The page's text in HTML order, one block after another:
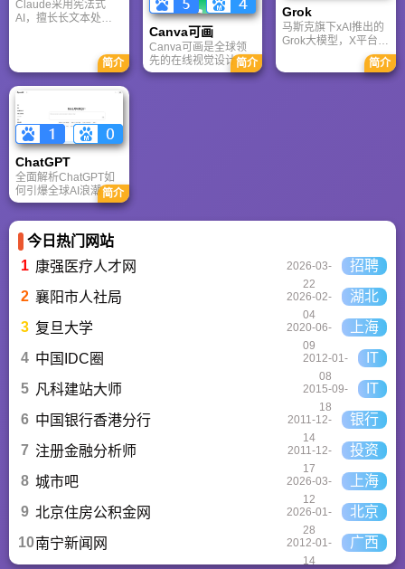
致敬中国电竞的黄金
时代。
Claude采用宪法式
AI，擅长长文本处理
在复杂推理、代码与
快速迭代上占优。两
者定位不同，各有千
简介
Canva可画
Canva可画是全球领
先的在线视觉设计平
台，内置AI“魔力工作
简介
Grok
马斯克旗下xAI推出的
Grok大模型，X平台实
时数据整合与多智能
体协作的核心优势。
针对其中文能力、隐
简介
ChatGPT‌
全面解析ChatGPT如
何引爆全球AI浪潮！
通俗讲解神经网络、
Transformer与RLHF
核心技术，带您轻松
看懂大语言模型如何
重塑未来。
简介
今日热门网站
1 康强医疗人才网
2026-03-
22
招聘
2 襄阳市人社局
2026-02-
04
湖北
3 复旦大学
2020-06-
09
上海
4 中国IDC圈
2012-01-
08
IT
5 凡科建站大师
2015-09-
18
IT
6 中国银行香港分行
2011-12-
14
银行
7 注册金融分析师
2011-12-
17
投资
8 城市吧
2026-03-
12
上海
9 北京住房公积金网
2026-01-
28
北京
10南宁新闻网
2012-01-
14
广西